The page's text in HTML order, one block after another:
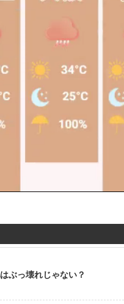
ぶっ壊れじゃない？